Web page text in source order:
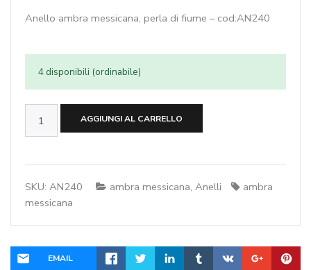
Anello ambra messicana, perla di fiume – cod:AN240
4 disponibili (ordinabile)
ambra
fiume
-
cod:AN240
AGGIUNGI AL CARRELLO
SKU: AN240 ambra messicana, Anelli
ambra
messicana
EMAIL